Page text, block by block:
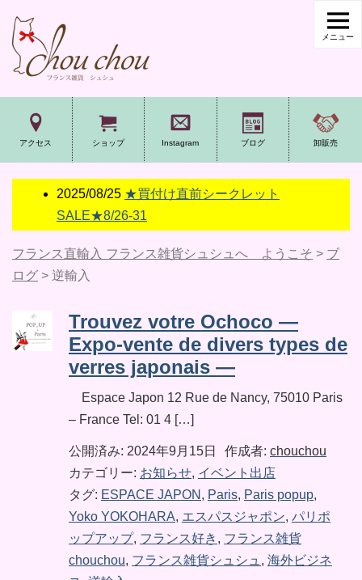
アクセス ショップ Instagram ブログ 卸販売
2025/08/25 ★買付け直前シークレット
SALE★8/26-31
フランス直輸入 フランス雑貨シュシュへ ようこそ > ブ
ログ > 逆輸入
Trouvez votre Ochoco —
Expo-vente de divers types de
verres japonais —
Espace Japon 12 Rue de Nancy, 75010 Paris
– France Tel: 01 4 […]
公開済み: 2024年9月15日 作成者: chouchou
カテゴリー: お知らせ, イベント出店
タグ: ESPACE JAPON , Paris, Paris popup,
Yoko YOKOHARA, エスパスジャポン, パリポ
ップアップ, フランス好き , フランス雑貨
chouchou, フランス雑貨シュシュ , 海外ビジネ